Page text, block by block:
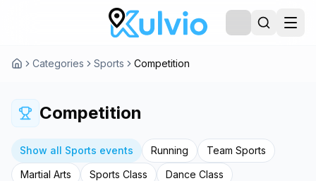
Categories Sports Competition
Competition
Show all Sports events Running
Team Sports
Martial Arts
Sports Class Dance Class